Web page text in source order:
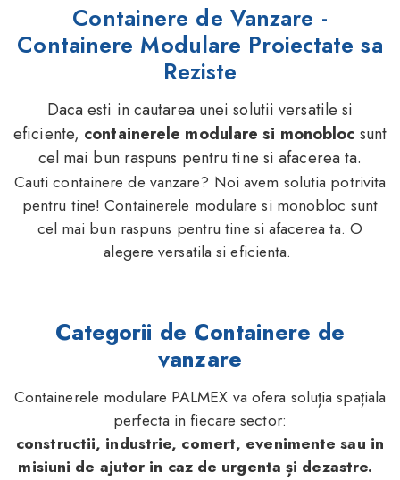
Containere de Vanzare -
Containere Modulare Proiectate sa
Reziste
Daca esti in cautarea unei solutii versatile si
eficiente, containerele modulare si monobloc sunt
cel mai bun raspuns pentru tine si afacerea ta.
Cauti containere de vanzare? Noi avem solutia potrivita
pentru tine! Containerele modulare si monobloc sunt
cel mai bun raspuns pentru tine si afacerea ta. O
alegere versatila si eficienta.
Categorii de Containere de
vanzare
Containerele modulare PALMEX va ofera soluția spațiala
perfecta in fiecare sector:
constructii, industrie, comert, evenimente sau in
misiuni de ajutor in caz de urgenta și dezastre.